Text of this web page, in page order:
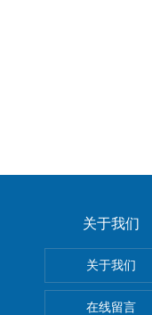
关于我们
关于我们
在线留言